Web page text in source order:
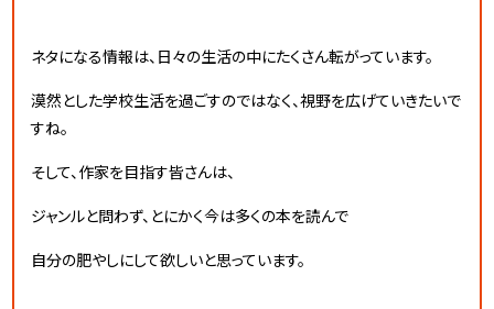
ネタになる情報は、日々の生活の中にたくさん転がっています。
漠然とした学校生活を過ごすのではなく、視野を広げていきたいで
すね。
そして、作家を目指す皆さんは、
ジャンルと問わず、とにかく今は多くの本を読んで
自分の肥やしにして欲しいと思っています。